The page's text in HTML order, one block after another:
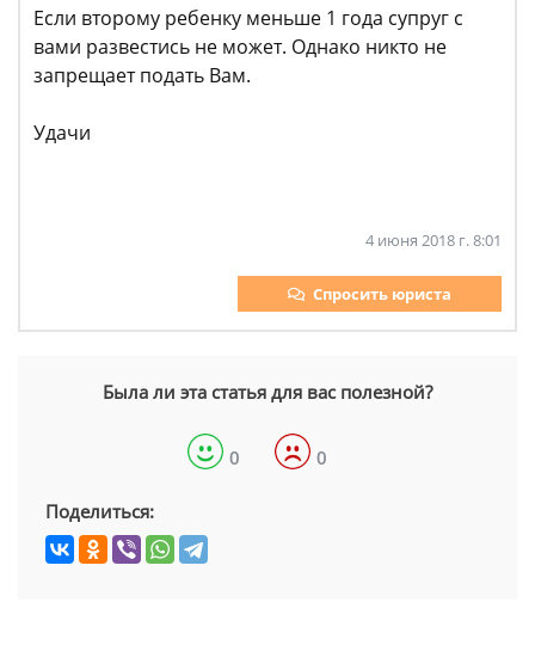
Если второму ребенку меньше 1 года супруг с
вами развестись не может. Однако никто не
запрещает подать Вам.
Удачи
4 июня 2018 г. 8:01
Спросить юриста
Была ли эта статья для вас полезной?
0 0
Поделиться: